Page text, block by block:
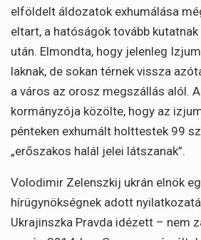
elföldelt áldozatok exhumálása
eltart, a hatóságok tovább
után. Elmondta, hogy jelenleg
laknak, de sokan térnek vissza
a város az orosz megszállás alól.
kormányzója közölte, hogy az
pénteken exhumált holttestek 99
„erőszakos halál jelei látszanak”.
Volodimir Zelenszkij ukrán elnök
hírügynökségnek adott
Ukrajinszka Pravda idézett – nem